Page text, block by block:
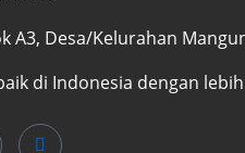
A3, Desa/Kelurahan
di Indonesia dengan